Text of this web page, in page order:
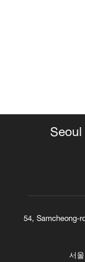
Seoul
54, Samcheong-
서